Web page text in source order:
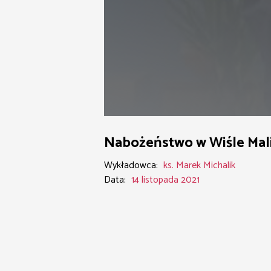
Nabożeństwo w Wiśle
Wykładowca: ks. Marek Michalik
Data: 14 listopada 2021